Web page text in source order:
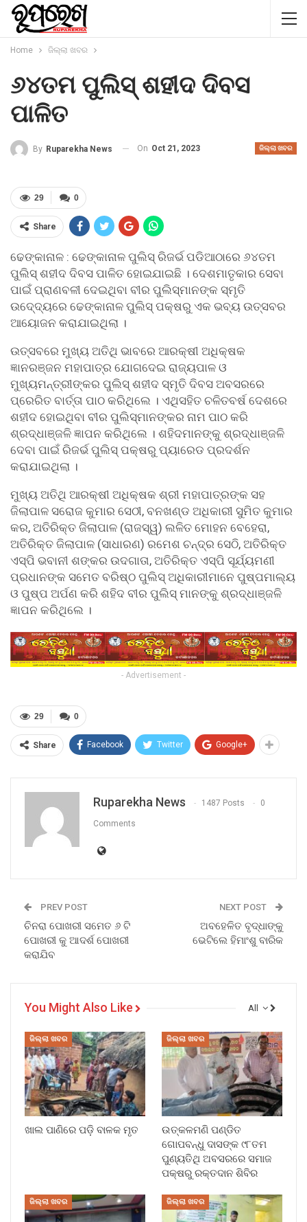
Home ଜିଲ୍ଲା ଖବର
୬୪ତମ ପୁଲିସ୍ ଶହୀଦ ଦିବସ
ପାଳିତ
ଜିଲ୍ଲା ଖବର
By Ruparekha News On Oct 21, 2023
0
29
Share
ଢେଙ୍କାନାଳ : ଢେଙ୍କାନାଳ ପୁଲିସ୍ ରିଜର୍ଭ ପଡିଆଠାରେ ୬୪ତମ
ପୁଲିସ୍ ଶହୀଦ ଦିବସ ପାଳିତ ହୋଇଯାଇଛି । ଦେଶମାତୃକାର ସେବା
ପାଇଁ ପ୍ରାଣବଳୀ ଦେଇଥିବା ବୀର ପୁଲିସ୍ମାନଙ୍କ ସ୍ମୃତି
ଉଦେ୍ଦ୍ୟରେ ଢେଙ୍କାନାଳ ପୁଲିସ୍ ପକ୍ଷରୁ ଏକ ଭବ୍ୟ ଉତ୍ସବର
ଆୟୋଜନ କରାଯାଇଥିଲା ।
ଉତ୍ସବରେ ମୁଖ୍ୟ ଅତିଥି ଭାବରେ ଆରକ୍ଷୀ ଅଧିକ୍ଷକ
ଜ୍ଞାନରଞ୍ଜନ ମହାପାତ୍ର ଯୋଗଦେଇ ରାଜ୍ୟପାଳ ଓ
ମୁଖ୍ୟମନ୍ତ୍ରୀଙ୍କର ପୁଲିସ୍ ଶହୀଦ ସ୍ମୃତି ଦିବସ ଅବସରରେ
ପ୍ରେରିତ ବାର୍ତ୍ତା ପାଠ କରିଥିଲେ । ଏଥିସହିତ ଚଳିତବର୍ଷ ଦେଶରେ
ଶହୀଦ ହୋଇଥିବା ବୀର ପୁଲିସ୍ମାନଙ୍କର ନାମ ପାଠ କରି
ଶ୍ରଦ୍ଧାଞ୍ଜଳି ଜ୍ଞାପନ କରିଥିଲେ । ଶହିଦମାନଙ୍କୁ ଶ୍ରଦ୍ଧାଞ୍ଜଳି
ଦେବା ପାଇଁ ରିଜର୍ଭ ପୁଲିସ୍ ପକ୍ଷରୁ ପ୍ୟାରେଡ ପ୍ରଦର୍ଶନ
କରାଯାଇଥିଲା ।
ମୁଖ୍ୟ ଅତିଥି ଆରକ୍ଷୀ ଅଧିକ୍ଷକ ଶ୍ରୀ ମହାପାତ୍ରଙ୍କ ସହ
ଜିଲାପାଳ ସରୋଜ କୁମାର ସେଠୀ, ବନଖଣ୍ଡ ଅଧିକାରୀ ସୁମିତ କୁମାର
କର, ଅତିରିକ୍ତ ଜିଲାପାଳ (ରାଜସ୍ୱ) ଲଳିତ ମୋହନ ବେହେରା,
ଅତିରିକ୍ତ ଜିଲାପାଳ (ସାଧାରଣ) ରମେଶ ଚନ୍ଦ୍ର ସେଠି, ଅତିରିକ୍ତ
ଏସ୍ପି ଭବାନୀ ଶଙ୍କର ଉଦଗାତା, ଅତିରିକ୍ତ ଏସ୍ପି ସୂର୍ଯ୍ୟମଣୀ
ପ୍ରଧାନଙ୍କ ସମେତ ବରିଷ୍ଠ ପୁଲିସ୍ ଅଧିକାରୀମାନେ ପୁଷ୍ପମାଲ୍ୟ
ଓ ପୁଷ୍ପ ଅର୍ପଣ କରି ଶହିଦ ବୀର ପୁଲିସ୍ ମାନଙ୍କୁ ଶ୍ରଦ୍ଧାଞ୍ଜଳି
ଜ୍ଞାପନ କରିଥିଲେ ।
- Advertisement -
0
29
Share Facebook Twitter Google+
Ruparekha News 1487 Posts 0
Comments
PREV POST
ଚିନରା ପୋଖରୀ ସମେତ ୬ ଟି
ପୋଖରୀ କୁ ଆଦର୍ଶ ପୋଖରୀ
କରାଯିବ
NEXT POST
ଅବହେଳିତ ବୃଦ୍ଧାଙ୍କୁ
ଭେଟିଲେ ହିମାଂଶୁ ବାରିକ
All
You Might Also Like
ଜିଲ୍ଲା ଖବର
ଖାଲ ପାଣିରେ ପଡ଼ି ବାଳକ ମୃତ
ଜିଲ୍ଲା ଖବର
ଉତ୍କଳମଣି ପଣ୍ଡିତ
ଗୋପବନ୍ଧୁ ଦାସଙ୍କ ୯୮ତମ
ପୁଣ୍ୟତିଥି ଅବସରରେ ସମାଜ
ପକ୍ଷରୁ ରକ୍ତଦାନ ଶିବିର
ଜିଲ୍ଲା ଖବର ଜିଲ୍ଲା ଖବର